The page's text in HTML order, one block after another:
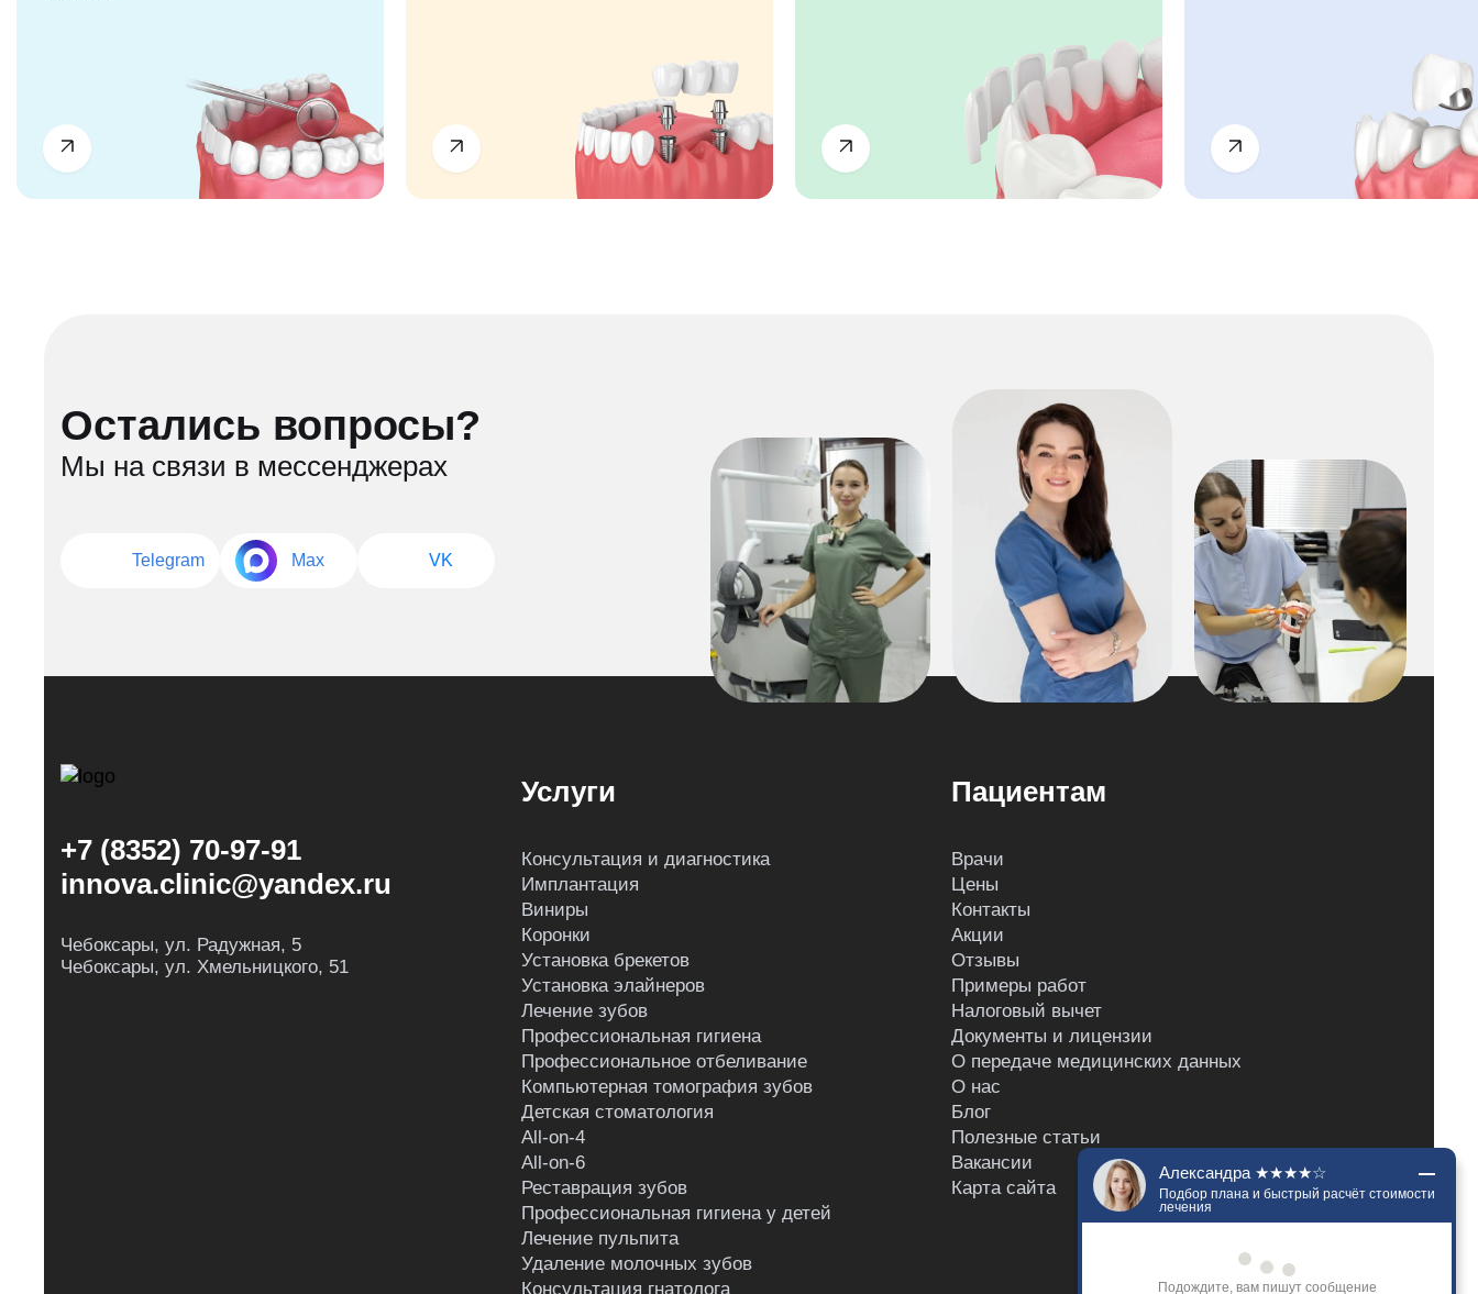
Остались вопросы?
Мы на связи в мессенджерах
Telegram Max VK
+7 (8352) 70-97-91
innova.clinic@yandex.ru
Чебоксары, ул. Радужная, 5
Чебоксары, ул. Хмельницкого, 51
Услуги
Консультация и диагностика
Имплантация
Виниры
Коронки
Установка брекетов
Установка элайнеров
Лечение зубов
Профессиональная гигиена
Профессиональное отбеливание
Компьютерная томография зубов
Детская стоматология
All-on-4
All-on-6
Реставрация зубов
Профессиональная гигиена у детей
Лечение пульпита
Удаление молочных зубов
Консультация гнатолога
Пациентам
Врачи
Цены
Контакты
Акции
Отзывы
Примеры работ
Налоговый вычет
Документы и лицензии
О передаче медицинских данных
О нас
Блог
Полезные статьи
Вакансии
Карта сайта
Александра ★★★★☆
Подбор плана и быстрый расчёт стоимости
лечения
Подождите, вам пишут сообщение